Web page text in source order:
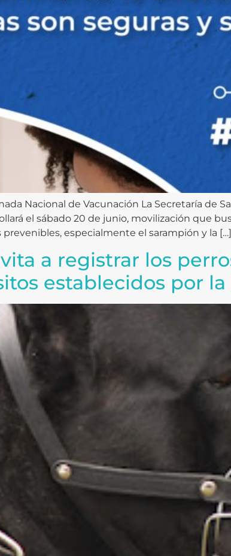
Nacional de Vacunación La Secretaría de
el sábado 20 de junio, movilización que
especialmente el sarampión y la […]
a registrar los
establecidos por la